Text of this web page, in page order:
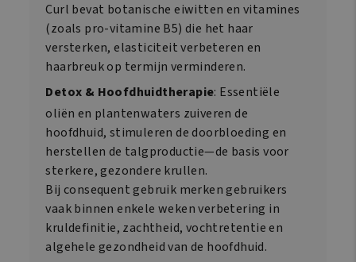
Curl bevat botanische eiwitten en vitamines
(zoals pro-vitamine B5) die het haar
versterken, elasticiteit verbeteren en
haarbreuk op termijn verminderen.
Detox & Hoofdhuidtherapie: Essentiële
oliën en plantenwaters zuiveren de
hoofdhuid, stimuleren de doorbloeding en
herstellen de talgproductie—de basis voor
sterkere, gezondere krullen.
Bij consequent gebruik merken gebruikers
vaak binnen enkele weken verbetering in
kruldefinitie, zachtheid, vochtretentie en
algehele gezondheid van de hoofdhuid.